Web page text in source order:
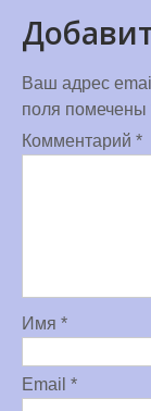
Ваш адрес
поля помечены
Комментарий *
Имя *
Email *